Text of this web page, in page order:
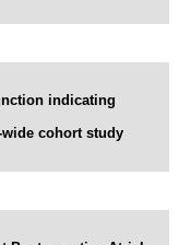
indicating
cohort study